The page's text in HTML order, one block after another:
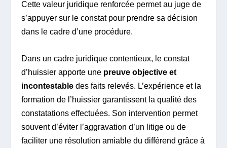
Cette valeur juridique renforcée permet au juge de
s’appuyer sur le constat pour prendre sa décision
dans le cadre d’une procédure.
Dans un cadre juridique contentieux, le constat
d’huissier apporte une preuve objective et
incontestable des faits relevés. L’expérience et la
formation de l’huissier garantissent la qualité des
constatations effectuées. Son intervention permet
souvent d’éviter l’aggravation d’un litige ou de
faciliter une résolution amiable du différend grâce à